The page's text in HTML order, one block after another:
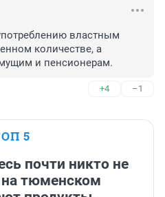
властным
количестве, а
и пенсионерам.
+4 –1
5
почти никто не
на тюменском